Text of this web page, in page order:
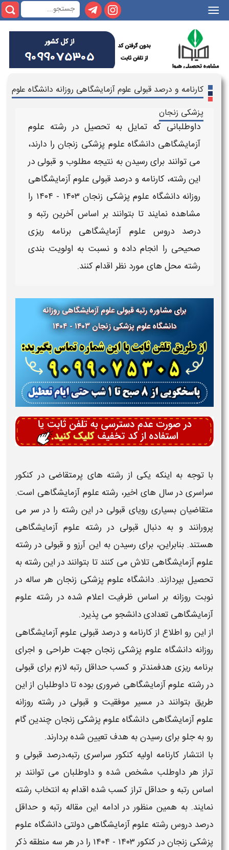
کارنامه و درصد قبولی علوم آزمایشگاهی روزانه دانشگاه علوم
پزشکی زنجان
داوطلبانی که تمایل به تحصیل در رشتهعلوم
آزمایشگاهی دانشگاه علوم پزشکی زنجانرا دارند،
می توانند برای رسیدن به نتیجه مطلوب و قبولی در
این رشته،کارنامه و درصد قبولی علوم آزمایشگاهی
روزانه دانشگاه علوم پزشکی زنجان ۱۴۰۳ - ۱۴۰۴
را
مشاهده نمایند تا بتوانند بر اساس آخرین رتبه و
درصد دروسعلوم آزمایشگاهیبرنامه ریزی
صحیحی را انجام داده و نسبت به اولویت بندی
رشته محل های مورد نظر اقدام کنند.
برای مشاوره رتبه قبولیعلوم آزمایشگاهیروزانه
دانشگاه علوم پزشکیزنجان ۱۴۰۳ - ۱۴۰۴
با توجه به اینکه یکی از رشته های پرمتقاضی در کنکور
سراسری در سال های اخیر،رشته علوم آزمایشگاهیاست.
متقاضیان بسیاری رویای قبولی در این رشته را در سر می
پرورانند و به دنبال قبولی در رشتهعلوم آزمایشگاهی
هستند. بنابراین، برای رسیدن به این آرزو و قبولی در رشته
علوم آزمایشگاهیتلاش می کنند تا بتوانند در این رشته به
تحصیل بپردازند.دانشگاه علوم پزشکی زنجانهر ساله در
نوبتروزانهبر اساس ظرفیت اعلام شده در رشتهعلوم
آزمایشگاهیتعدادی دانشجو می پذیرد.
از این رو اطلاع ازکارنامه و درصد قبولی علوم آزمایشگاهی
روزانه دانشگاه علوم پزشکی زنجانجهت طراحی و اجرای
برنامه ریزی هدفمندتر و کسب حداقل رتبه لازم برای قبولی
رشته علوم آزمایشگاهیضروری بوده تا داوطلبان از این
طریق بتوانند در مسیر موفقیت و قبولی در رشتهروزانه
علوم آزمایشگاهی دانشگاه علوم پزشکی زنجانچندین گام
رو به جلو برای رسیدن به هدف تعیین شده بردارند.
با انتشار کارنامه اولیه کنکور سراسری رتبه،درصد قبولی و
تراز هر داوطلب مشخص شده و داوطلبان می توانند بر
اساس رتبه و حداقل تراز کسب شده اقدام به انتخاب رشته
نمایند. به همین منظور در ادامه این مقالهرتبهو حداقل
درصد دروسرشته علوم آزمایشگاهی​ دولتی دانشگاه علوم
پزشکی زنجاندر کنکور۱۴۰۳ - ۱۴۰۴
را در هر سه منطقه ذکر